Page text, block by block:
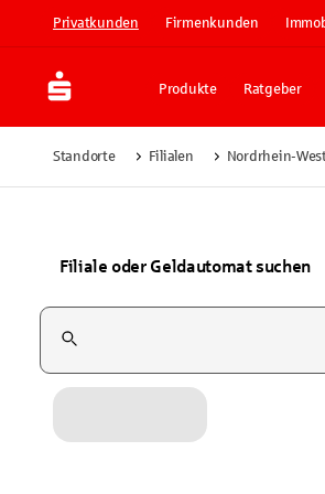
Privatkunden Firmenkunden
Produkte Ratgeber
Standorte Filialen Nordrhein-
Filiale oder Geldautomat suchen
Suchfeld